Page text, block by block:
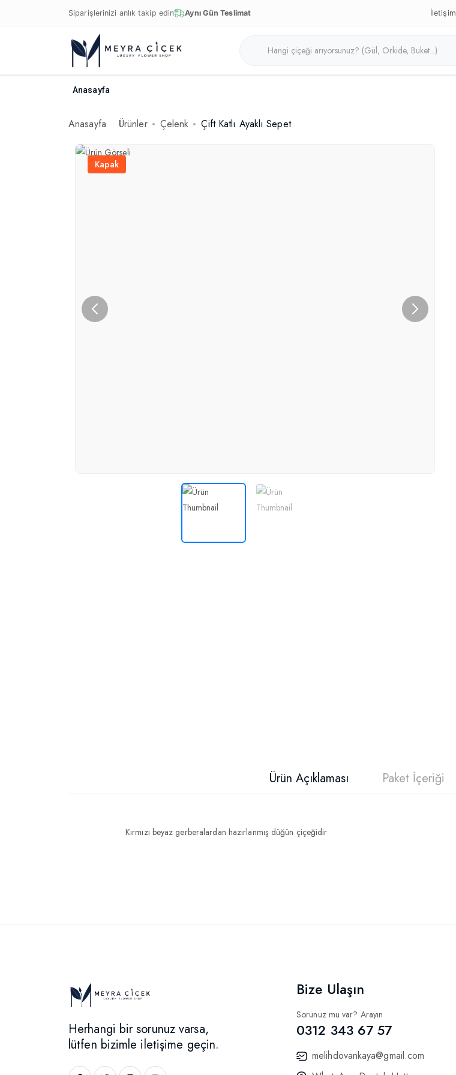
Siparişlerinizi anlık takip edin Aynı Gün Teslimat İletişim
Anasayfa
Anasayfa Ürünler Çelenk Çift Katlı Ayaklı Sepet
Kapak
Ürün Açıklaması Paket İçeriği
Kırmızı beyaz gerberalardan hazırlanmış düğün çiçeğidir
Herhangi bir sorunuz varsa,
lütfen bizimle iletişime geçin.
Bize Ulaşın
Sorunuz mu var? Arayın
0312 343 67 57
melihdovankaya@gmail.com